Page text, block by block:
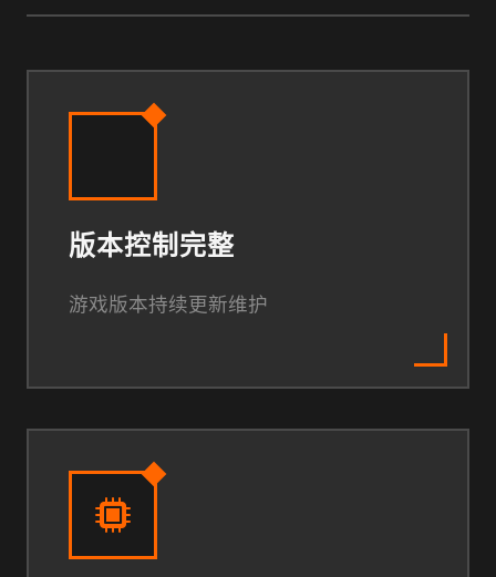
版本控制完整
游戏版本持续更新维护